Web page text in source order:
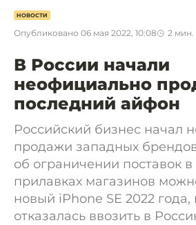
НОВОСТИ
Опубликовано 06 мая 2022, 10:08 2 мин.
В России начали
неофициально
последний айфон
Российский бизнес начал
продажи западных
об ограничении поставок
прилавках магазинов
новый iPhone SE 2022
отказалась ввозить в